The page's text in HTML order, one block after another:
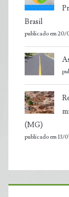
Brasil
publicado em
(MG)
publicado em 13/